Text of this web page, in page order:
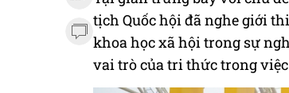
tịch Quốc hội đã nghe giới
khoa học xã hội trong sự
vai trò của tri thức trong